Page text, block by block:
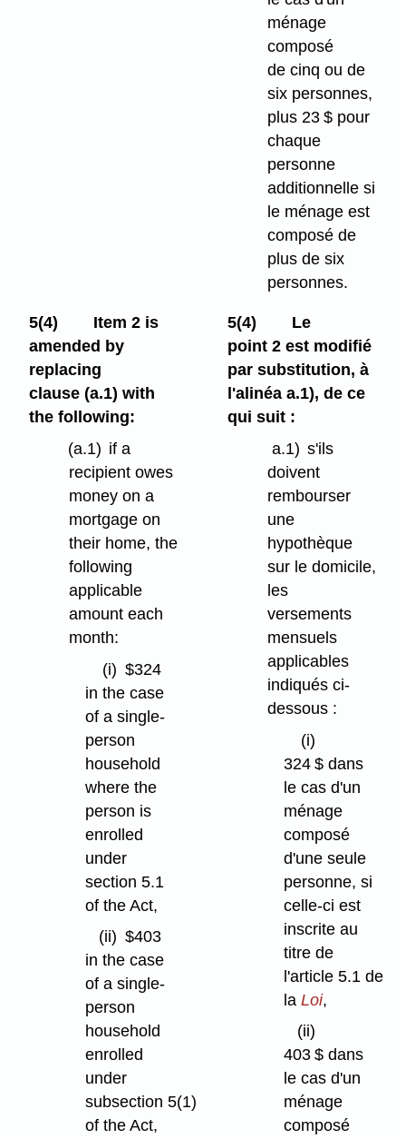
ménage
composé
de cinq ou de
six personnes,
plus 23 $ pour
chaque
personne
additionnelle si
le ménage est
composé de
plus de six
personnes.
5(4)
Item 2 is
amended by
replacing
clause (a.1) with
the following:
(a.1) if a
recipient owes
money on a
mortgage on
their home, the
following
applicable
amount each
month:
(i) $324
in the case
of a single-
person
household
where the
person is
enrolled
under
section 5.1
of the Act,
(ii) $403
in the case
of a single-
person
household
enrolled
under
subsection 5(1)
of the Act,
5(4)
Le
point 2 est modifié
par substitution, à
l'alinéa a.1), de ce
qui suit :
a.1) s'ils
doivent
rembourser
une
hypothèque
sur le domicile,
les
versements
mensuels
applicables
indiqués ci-
dessous :
(i)
324 $ dans
le cas d'un
ménage
composé
d'une seule
personne, si
celle-ci est
inscrite au
titre de
l'article 5.1 de
la Loi,
(ii)
403 $ dans
le cas d'un
ménage
composé